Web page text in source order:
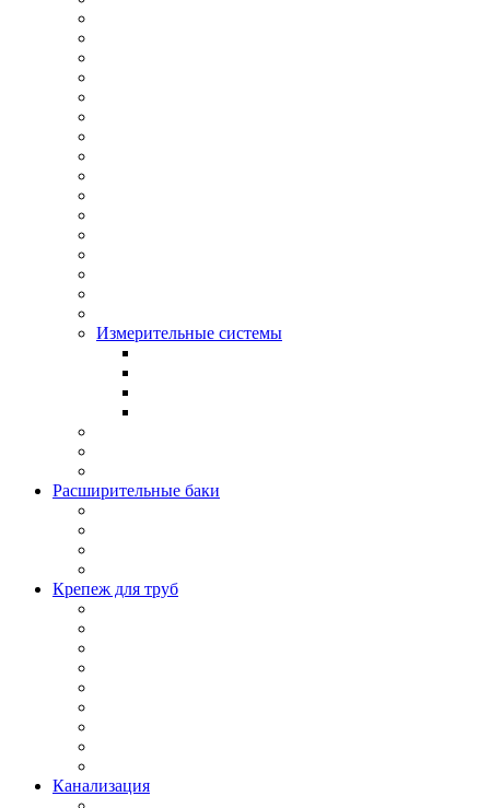
Измерительные системы
Расширительные баки
Крепеж для труб
Канализация